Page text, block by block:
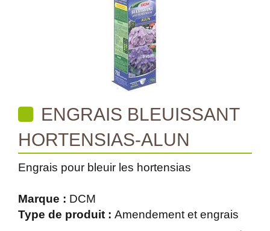
ENGRAIS BLEUISSANT
HORTENSIAS-ALUN
Engrais pour bleuir les hortensias
Marque : DCM
Type de produit : Amendement et engrais